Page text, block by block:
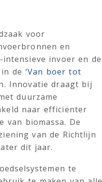
voor
en
invoer en de
de ‘Van boer tot
Innovatie draagt bij
duurzame
naar efficiënter
biomassa. De
van de Richtlijn
dit jaar.
te